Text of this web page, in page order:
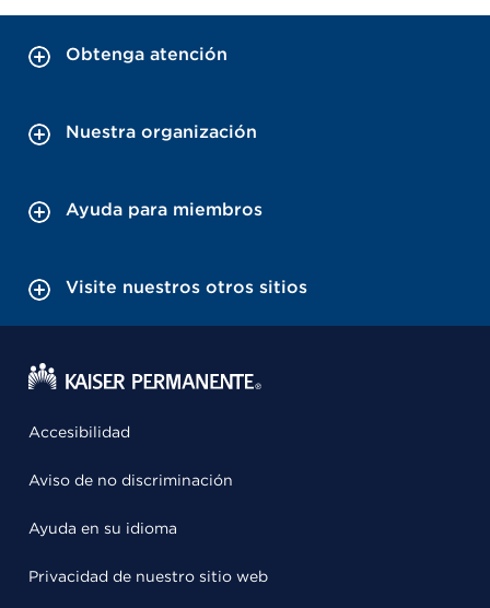
Obtenga atención
Nuestra organización
Ayuda para miembros
Visite nuestros otros sitios
Accesibilidad
Aviso de no discriminación
Ayuda en su idioma
Privacidad de nuestro sitio web